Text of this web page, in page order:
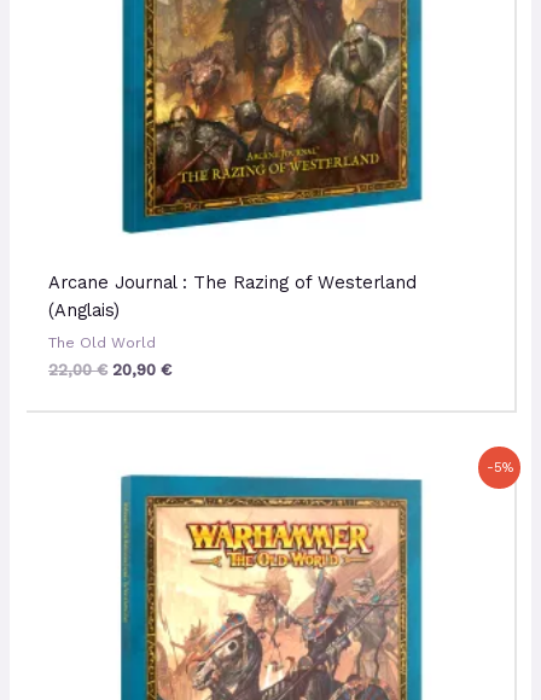
Arcane Journal : The Razing of Westerland
(Anglais)
The Old World
22,00€ 20,90 €
-5%
prix
initial
était :
22,00 €.
prix
actuel
est :
20,90 €.